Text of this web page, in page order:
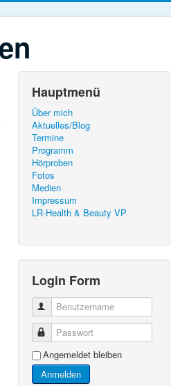
Hauptmenü
Über mich
Aktuelles/Blog
Termine
Programm
Hörproben
Fotos
Medien
Impressum
LR-Health & Beauty VP
Login Form
Benutzername
Passwort
Angemeldet bleiben
Anmelden